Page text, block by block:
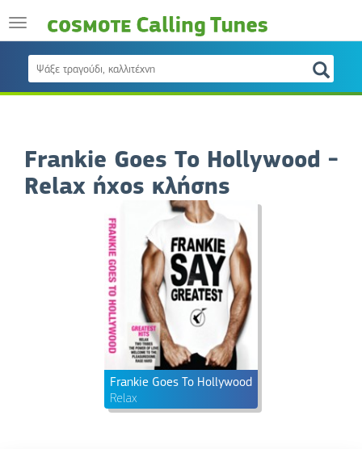
Frankie Goes To Hollywood -
Relax ήχος κλήσης
Frankie Goes To Hollywood
Relax